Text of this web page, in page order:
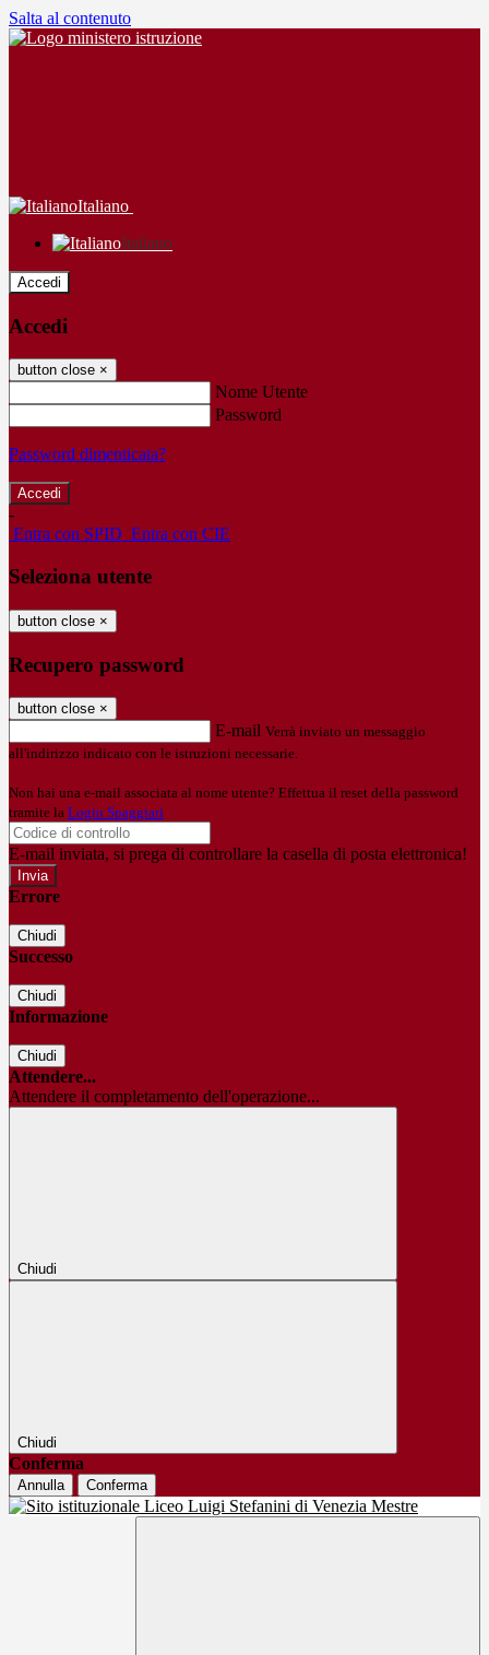
Salta al contenuto
Italiano
Italiano
Accedi
Accedi
button close ×
Nome Utente
Password
Password dimenticata?
-
Entra con SPID Entra con CIE
Seleziona utente
button close ×
Recupero password
button close ×
E-mail Verrà inviato un messaggio
all'indirizzo indicato con le istruzioni necessarie.
Non hai una e-mail associata al nome utente? Effettua il reset della password
tramite la Login Spaggiari
E-mail inviata, si prega di controllare la casella di posta elettronica!
Errore
Chiudi
Successo
Chiudi
Informazione
Chiudi
Attendere...
Attendere il completamento dell'operazione...
Chiudi
Chiudi
Conferma
Annulla Conferma